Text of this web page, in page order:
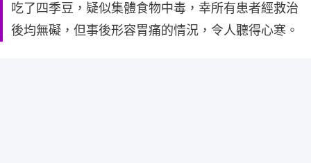
吃了四季豆，疑似集體食物中毒，幸所有患者經救治
後均無礙，但事後形容胃痛的情況，令人聽得心寒。